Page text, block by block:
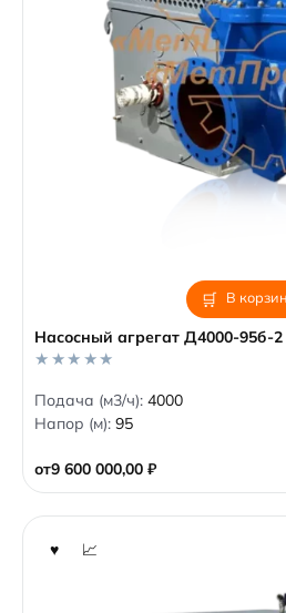
В
Насосный агрегат Д4000-95б-
от9 600 000,00 ₽
0
o
u
f
5
Подача (м3/ч): 4000
Напор (м): 95